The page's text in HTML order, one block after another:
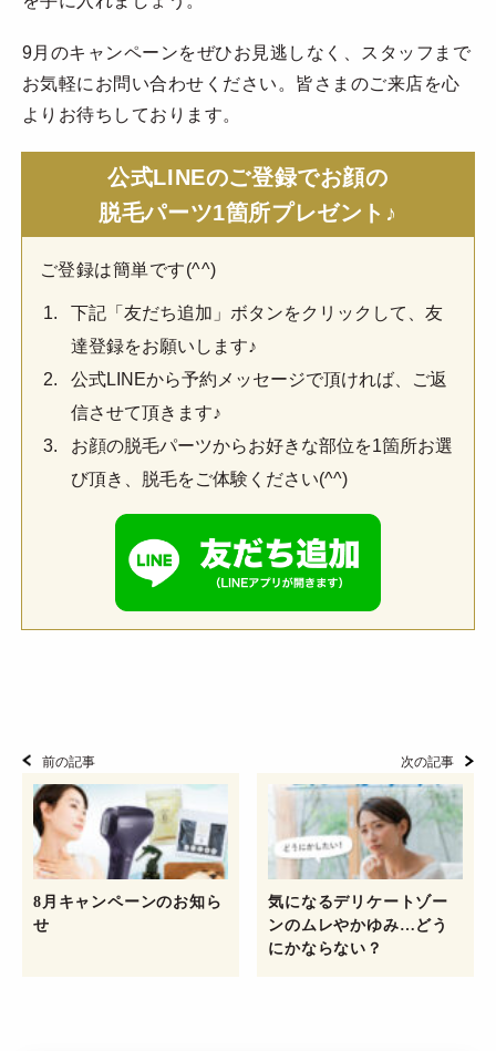
9月のキャンペーンをぜひお見逃しなく、スタッフまで
お気軽にお問い合わせください。皆さまのご来店を心
よりお待ちしております。
公式LINEのご登録でお顔の
脱毛パーツ1箇所プレゼント♪
ご登録は簡単です(^^)
下記「友だち追加」ボタンをクリックして、友
達登録をお願いします♪
公式LINEから予約メッセージで頂ければ、ご返
信させて頂きます♪
お顔の脱毛パーツからお好きな部位を1箇所お選
び頂き、脱毛をご体験ください(^^)
前の記事
8月キャンペーンのお知ら
せ
次の記事
気になるデリケートゾー
ンのムレやかゆみ…どう
にかならない？